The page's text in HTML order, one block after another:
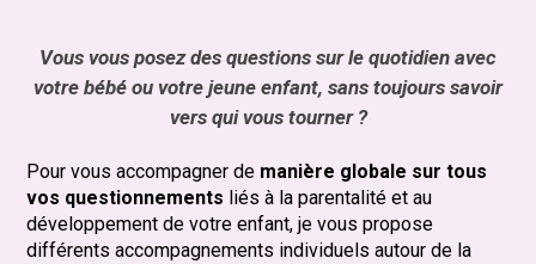
Vous vous posez des questions sur le quotidien avec
votre bébé ou votre jeune enfant, sans toujours savoir
vers qui vous tourner ?
Pour vous accompagner de manière globale sur tous
vos questionnements liés à la parentalité et au
développement de votre enfant, je vous propose
différents accompagnements individuels autour de la